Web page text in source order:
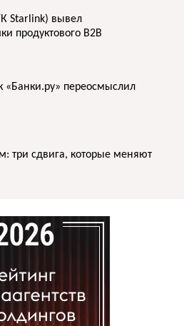
Starlink) вывел
продуктового B2B
«Банки.ру» переосмыслил
три сдвига, которые меняют